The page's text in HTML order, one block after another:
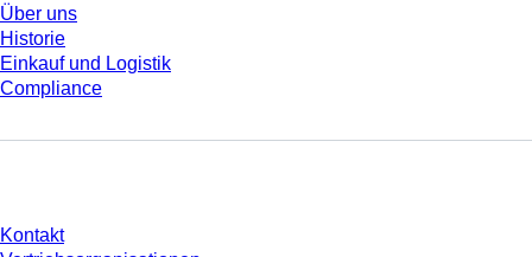
Über uns
Historie
Einkauf und Logistik
Compliance
Kontakt